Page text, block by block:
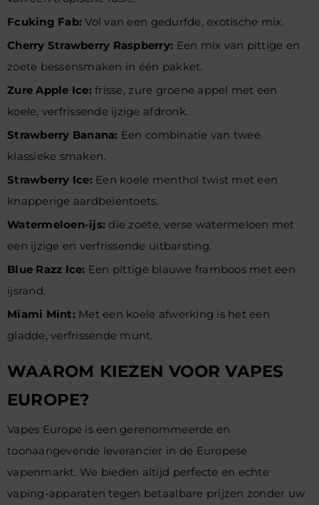
Fcuking Fab: Vol van een gedurfde, exotische mix.
Cherry Strawberry Raspberry: Een mix van pittige en
zoete bessensmaken in één pakket.
Zure Apple Ice:frisse, zure groene appel met een
koele, verfrissende ijzige afdronk.
Strawberry Banana: Een combinatie van twee
klassieke smaken.
Strawberry Ice:Een koele menthol twist met een
knapperige aardbeientoets.
Watermeloen-ijs: die zoete, verse watermeloen met
een ijzige en verfrissende uitbarsting.
Blue Razz Ice: Een pittige blauwe framboos met een
ijsrand.
Miami Mint:Met een koele afwerking is het een
gladde, verfrissende munt.
WAAROM KIEZEN VOOR VAPES
EUROPE?
Vapes Europe is een gerenommeerde en
toonaangevende leverancier in de Europese
vapenmarkt. We bieden altijd perfecte en echte
vaping-apparaten tegen betaalbare prijzen zonder uw